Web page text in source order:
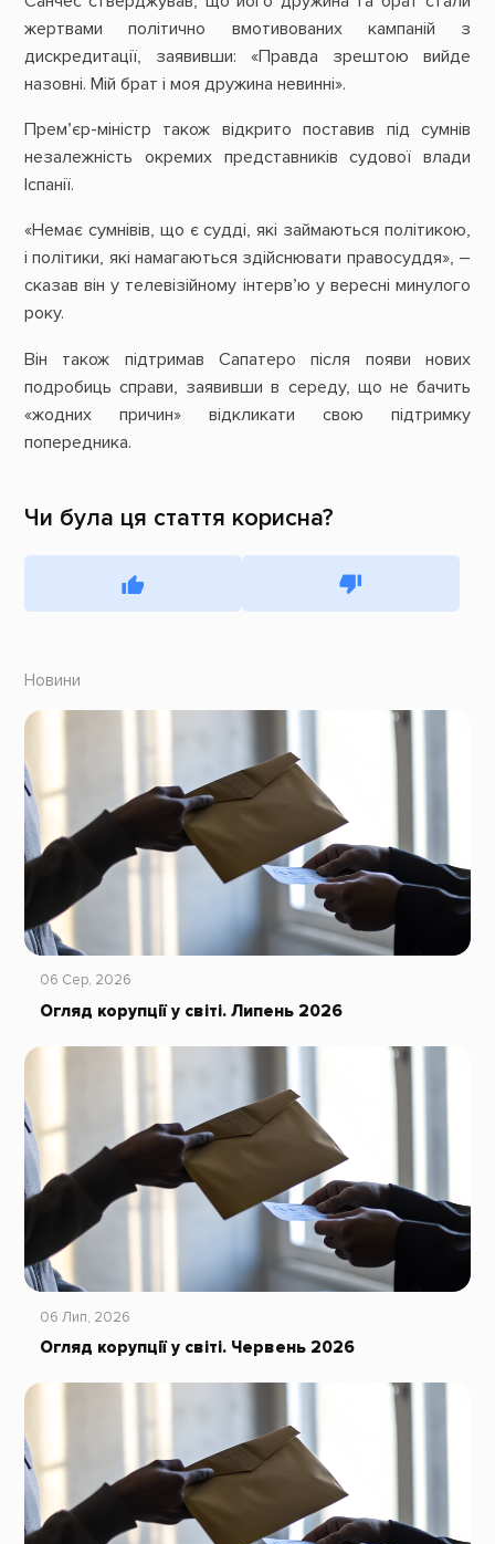
жертвами політично вмотивованих кампаній з
дискредитації, заявивши: «Правда зрештою вийде
назовні. Мій брат і моя дружина невинні».
Прем’єр-міністр також відкрито поставив під сумнів
незалежність окремих представників судової влади
Іспанії.
«Немає сумнівів, що є судді, які займаються політикою,
і політики, які намагаються здійснювати правосуддя», –
сказав він у телевізійному інтерв’ю у вересні минулого
року.
Він також підтримав Сапатеро після появи нових
подробиць справи, заявивши в середу, що не бачить
«жодних причин» відкликати свою підтримку
попередника.
Чи була ця стаття корисна?
Новини
06 Сер, 2026
Огляд корупції у світі. Липень 2026
06 Лип, 2026
Огляд корупції у світі. Червень 2026